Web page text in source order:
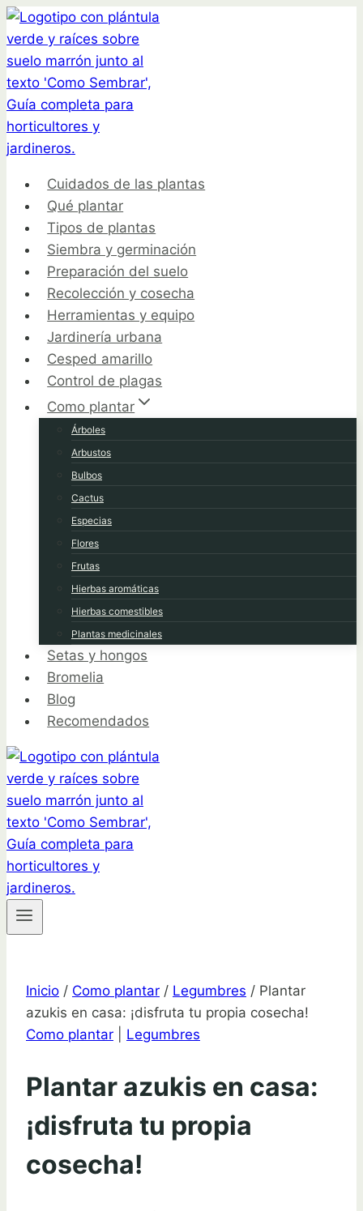
Saltar
al
contenido
Cuidados de las plantas
Qué plantar
Tipos de plantas
Siembra y germinación
Preparación del suelo
Recolección y cosecha
Herramientas y equipo
Jardinería urbana
Cesped amarillo
Control de plagas
Como plantar
Árboles
Arbustos
Bulbos
Cactus
Especias
Flores
Frutas
Hierbas aromáticas
Hierbas comestibles
Plantas medicinales
Setas y hongos
Bromelia
Blog
Recomendados
Inicio / Como plantar / Legumbres / Plantar
azukis en casa: ¡disfruta tu propia cosecha!
Como plantar
Legumbres
Plantar azukis en casa:
¡disfruta tu propia
cosecha!